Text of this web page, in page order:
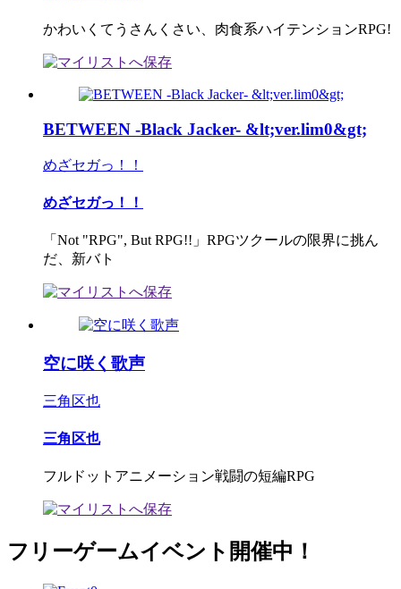
かわいくてうさんくさい、肉食系ハイテンションRPG!
BETWEEN -Black Jacker- &lt;ver.lim0&gt;
めざセガっ！！
めざセガっ！！
「Not "RPG", But RPG!!」RPGツクールの限界に挑ん
だ、新バト
空に咲く歌声
三角区也
三角区也
フルドットアニメーション戦闘の短編RPG
フリーゲームイベント開催中！